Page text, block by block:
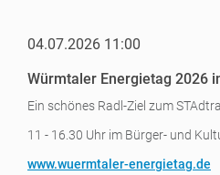
04.07.2026 11:00
Würmtaler Energietag 2026
Ein schönes Radl-Ziel zum
11 - 16.30 Uhr im Bürger- und
www.wuermtaler-energietag.de